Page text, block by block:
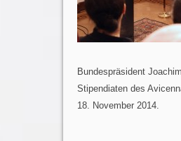
Bundespräsident
Stipendiaten des
18. November 2014.